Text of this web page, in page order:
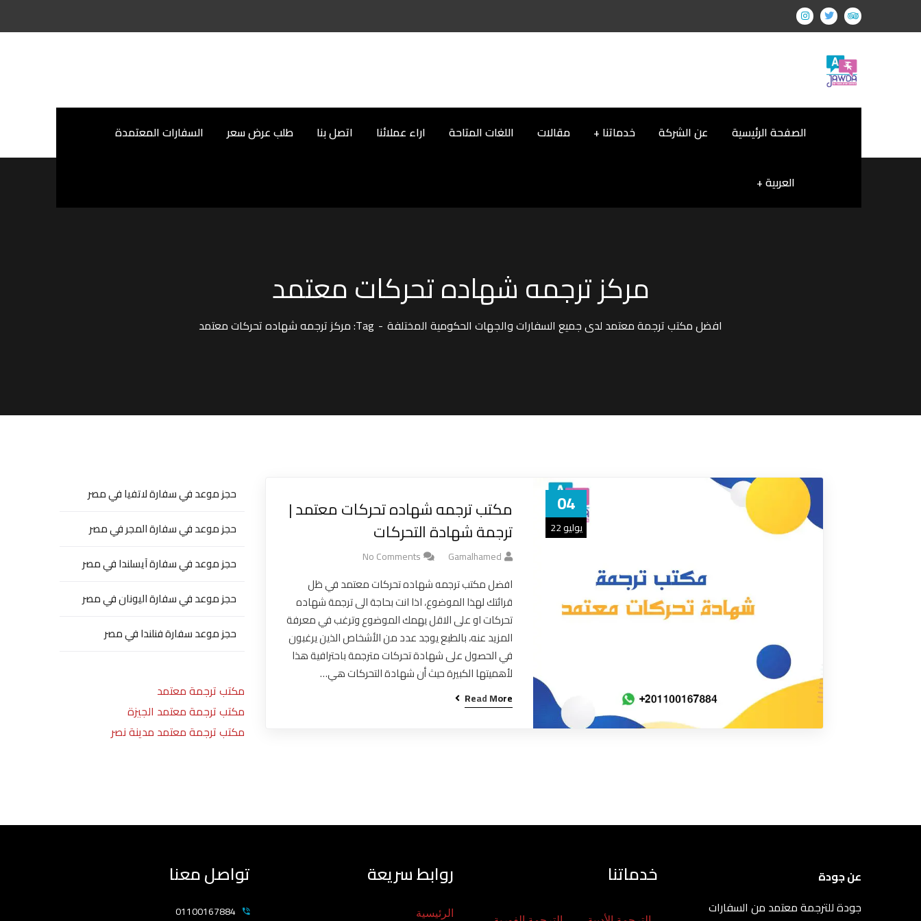
الصفحة الرئيسية عن الشركة خدماتنا مقالات اللغات المتاحة اراء عملائنا اتصل بنا طلب عرض سعر السفارات المعتمدة
العربية
مركز ترجمه شهاده تحركات معتمد
افضل مكتب ترجمة معتمد لدى جميع السفارات والجهات الحكومية المختلفة Tag: مركز ترجمه شهاده تحركات معتمد
04
يوليو 22
مكتب ترجمه شهاده تحركات معتمد |
ترجمة شهادة التحركات
Gamalhamed
No Comments
افضل مكتب ترجمه شهاده تحركات معتمد في ظل
قرائتك لهذا الموضوع، اذا انت بحاجة الى ترجمة شهاده
تحركات او على الاقل يهمك الموضوع وترغب في معرفة
المزيد عنه، بالطبع يوجد عدد من الأشخاص الذين يرغبون
في الحصول على شهادة تحركات مترجمة باحترافية هذا
لأهميتها الكبيرة حيث أن شهادة التحركات هي…
Read More
حجز موعد في سفارة لاتفيا في مصر
حجز موعد في سفارة المجر في مصر
حجز موعد في سفارة آيسلندا في مصر
حجز موعد في سفارة اليونان في مصر
حجز موعد سفارة فنلندا في مصر
مكتب ترجمة معتمد
مكتب ترجمة معتمد الجيزة
مكتب ترجمة معتمد مدينة نصر
عن جودة
جودة للترجمة معتمد من السفارات
خدماتنا روابط سريعة
الرئيسية
تواصل معنا
01100167884